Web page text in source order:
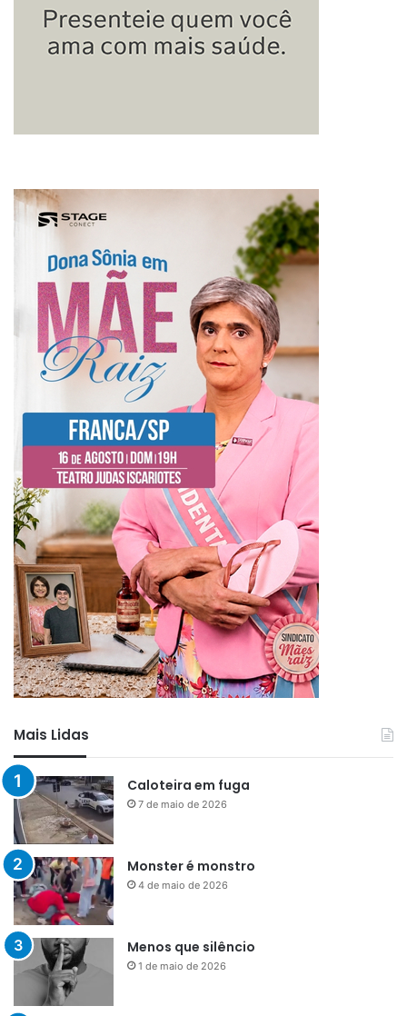
Mais Lidas
Caloteira em fuga
7 de maio de 2026
Monster é monstro
4 de maio de 2026
Menos que silêncio
1 de maio de 2026